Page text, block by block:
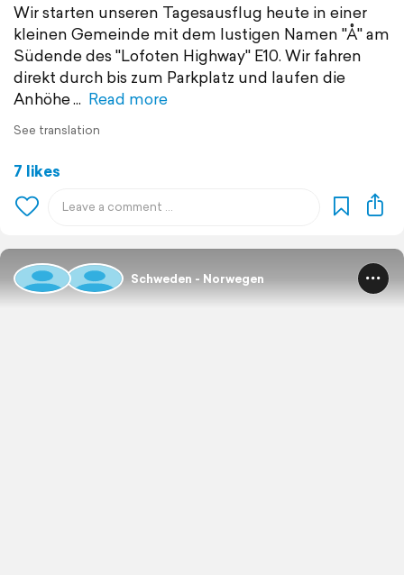
Wir starten unseren Tagesausflug heute in einer
kleinen Gemeinde mit dem lustigen Namen "Å" am
Südende des "Lofoten Highway" E10. Wir fahren
direkt durch bis zum Parkplatz und laufen die
Anhöhe
Read more
See translation
7 likes
Schweden - Norwegen